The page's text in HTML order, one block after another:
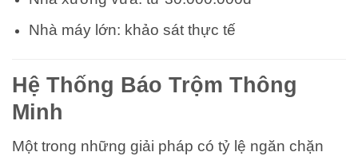
Nhà máy lớn: khảo sát thực tế
Hệ Thống Báo Trộm Thông
Minh
Một trong những giải pháp có tỷ lệ ngăn chặn